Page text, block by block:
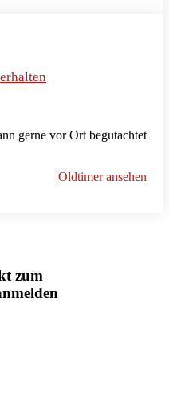
gerne vor Ort begutachtet
Oldtimer ansehen
zum